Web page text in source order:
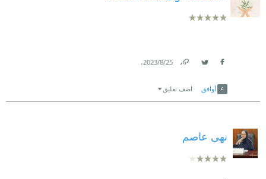
25‏/8‏/2023
.
أوافق اضف تعليق
نهى عاصم